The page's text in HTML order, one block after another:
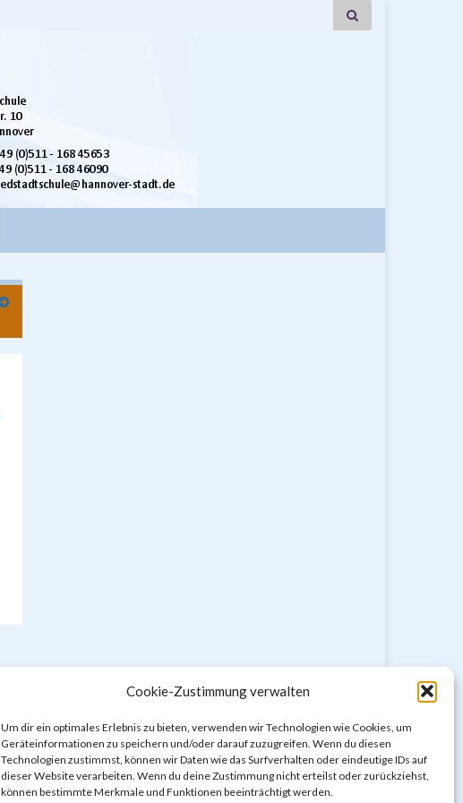
Cookie-Zustimmung verwalten
Um dir ein optimales Erlebnis zu bieten, verwenden wir Technologien wie Cookies, um
Geräteinformationen zu speichern und/oder darauf zuzugreifen. Wenn du diesen
Technologien zustimmst, können wir Daten wie das Surfverhalten oder eindeutige IDs auf
dieser Website verarbeiten. Wenn du deine Zustimmung nicht erteilst oder zurückziehst,
können bestimmte Merkmale und Funktionen beeinträchtigt werden.
Impressum & Datenschutzerklärung